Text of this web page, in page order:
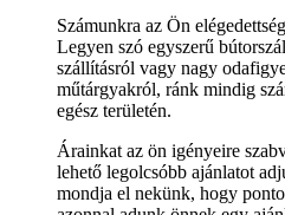
Számunkra az Ön
Legyen szó egyszerű
szállításról vagy nagy
műtárgyakról, ránk mindig
egész területén.
Árainkat az ön igényeire
lehető legolcsóbb ajánlatot
mondja el nekünk, hogy